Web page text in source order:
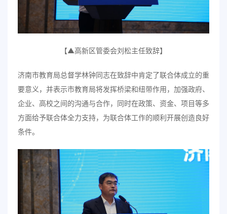
【▲高新区管委会刘松主任致辞】
济南市教育局总督学林钟同志在致辞中肯定了联合体成立的重
要意义，并表示市教育局将发挥桥梁和纽带作用，加强政府、
企业、高校之间的沟通与合作，同时在政策、资金、项目等多
方面给予联合体全力支持，为联合体工作的顺利开展创造良好
条件。